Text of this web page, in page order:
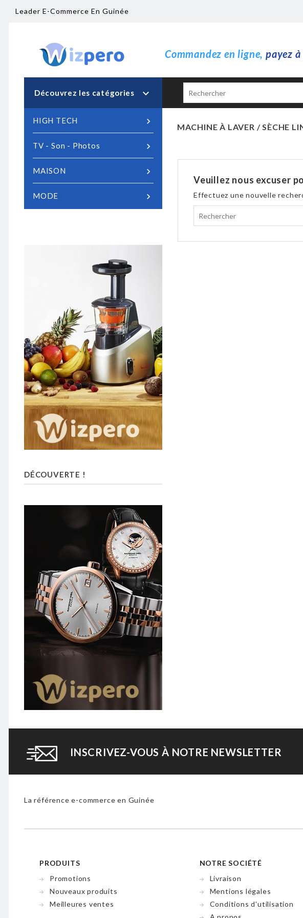
Leader E-Commerce En Guinée
Commandez en ligne,payez
Découvrez les catégories 

HIGH TECH

TV - Son - Photos

MAISON

MODE
DÉCOUVERTE !
MACHINE À LAVER / SÈCHE
Veuillez nous excuser
Effectuez une nouvelle
INSCRIVEZ-VOUS À NOTRE NEWSLETTER
La référence e-commerce en Guinée
PRODUITS
Promotions
Nouveaux produits
Meilleures ventes
NOTRE SOCIÉTÉ
Livraison
Mentions légales
Conditions d'utilisation